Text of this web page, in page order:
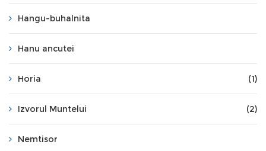
Hangu-buhalnita
Hanu ancutei
Horia (1)
Izvorul Muntelui (2)
Nemtisor